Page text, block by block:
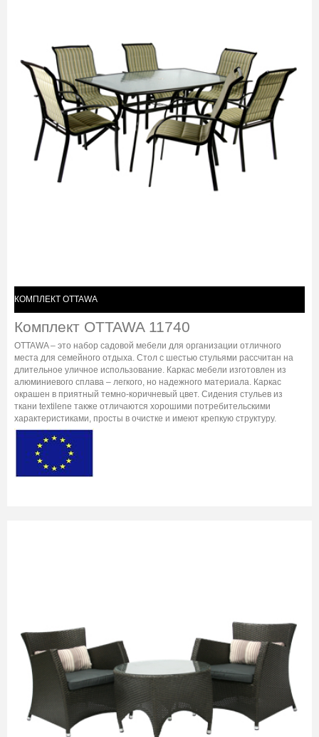
КОМПЛЕКТ OTTAWA
Комплект OTTAWA 11740
OTTAWA – это набор садовой мебели для организации отличного
места для семейного отдыха. Стол с шестью стульями рассчитан на
длительное уличное использование. Каркас мебели изготовлен из
алюминиевого сплава – легкого, но надежного материала. Каркас
окрашен в приятный темно-коричневый цвет. Сидения стульев из
ткани textilene также отличаются хорошими потребительскими
характеристиками, просты в очистке и имеют крепкую структуру.